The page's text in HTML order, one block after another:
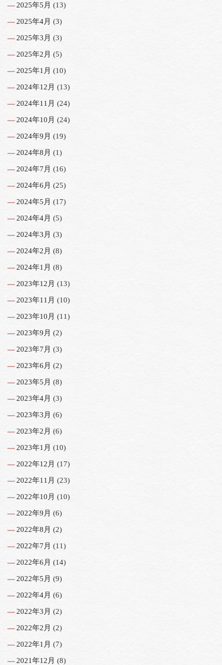
2025年5月 (13)
2025年4月 (3)
2025年3月 (3)
2025年2月 (5)
2025年1月 (10)
2024年12月 (13)
2024年11月 (24)
2024年10月 (24)
2024年9月 (19)
2024年8月 (1)
2024年7月 (16)
2024年6月 (25)
2024年5月 (17)
2024年4月 (5)
2024年3月 (3)
2024年2月 (8)
2024年1月 (8)
2023年12月 (13)
2023年11月 (10)
2023年10月 (11)
2023年9月 (2)
2023年7月 (3)
2023年6月 (2)
2023年5月 (8)
2023年4月 (3)
2023年3月 (6)
2023年2月 (6)
2023年1月 (10)
2022年12月 (17)
2022年11月 (23)
2022年10月 (10)
2022年9月 (6)
2022年8月 (2)
2022年7月 (11)
2022年6月 (14)
2022年5月 (9)
2022年4月 (6)
2022年3月 (2)
2022年2月 (2)
2022年1月 (7)
2021年12月 (8)